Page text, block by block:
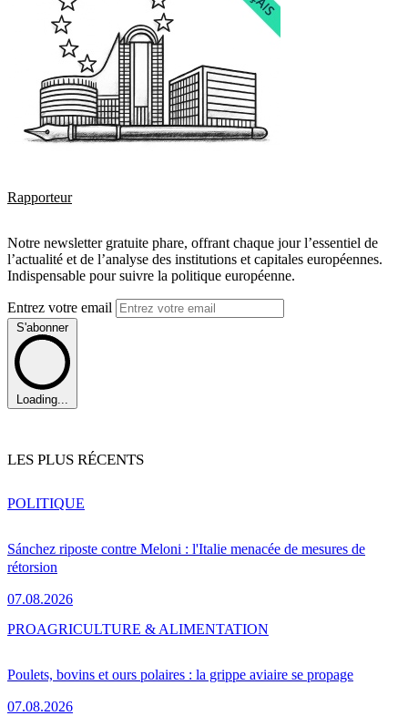
Rapporteur
Notre newsletter gratuite phare, offrant chaque jour l’essentiel de
l’actualité et de l’analyse des institutions et capitales européennes.
Indispensable pour suivre la politique européenne.
Entrez votre email
S'abonner
Loading...
LES PLUS RÉCENTS
Sánchez riposte contre Meloni : l'Italie menacée de mesures de
rétorsion
07.08.2026
POLITIQUE
Poulets, bovins et ours polaires : la grippe aviaire se propage
07.08.2026
PROAGRICULTURE & ALIMENTATION